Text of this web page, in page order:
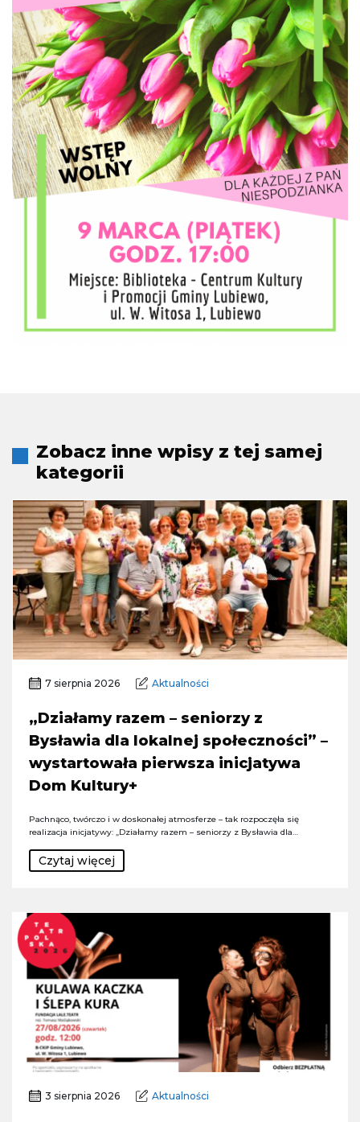
Zobacz inne wpisy z tej samej
kategorii
7 sierpnia 2026 Aktualności
„Działamy razem – seniorzy z
Bysławia dla lokalnej społeczności” –
wystartowała pierwsza inicjatywa
Dom Kultury+
Pachnąco, twórczo i w doskonałej atmosferze – tak rozpoczęła się
realizacja inicjatywy: „Działamy razem – seniorzy z Bysławia dla…
Czytaj więcej
3 sierpnia 2026 Aktualności